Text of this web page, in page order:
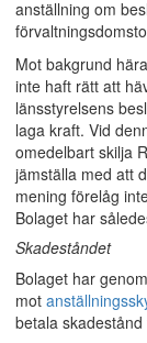
anställning om
Mot bakgrund
inte haft rätt att
länsstyrelsens
laga kraft. Vid
omedelbart skilja
jämställa med att
mening förelåg
Bolaget har
Skadeståndet
Bolaget har
mot
betala